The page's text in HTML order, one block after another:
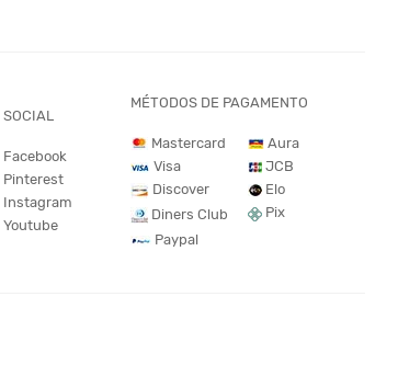
SOCIAL
Facebook
Pinterest
Instagram
Youtube
MÉTODOS DE PAGAMENTO
Mastercard
Visa
Discover
Diners Club
Paypal
Aura
JCB
Elo
Pix